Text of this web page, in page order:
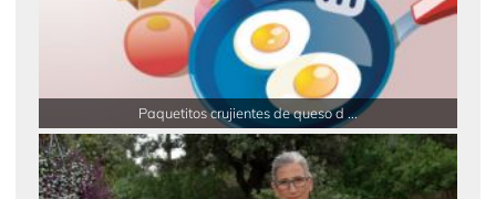
Paquetitos crujientes de queso d ...